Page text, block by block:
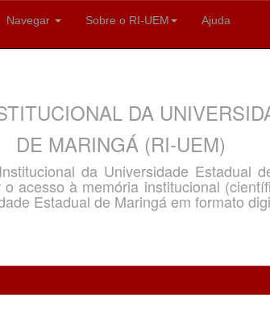
Navegar Sobre o RI-UEM Ajuda
DA
DE MARINGÁ (RI-UEM)
da Universidade Estadual
acesso à memória institucional
Estadual de Maringá em formato